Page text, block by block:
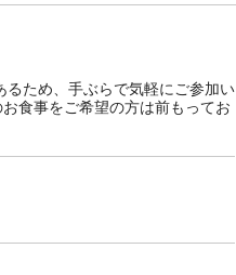
ため、手ぶらで気軽にご参加い
食事をご希望の方は前もってお